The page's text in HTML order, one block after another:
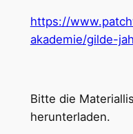
https://
akademie/gilde-
Bitte die
herunterladen.